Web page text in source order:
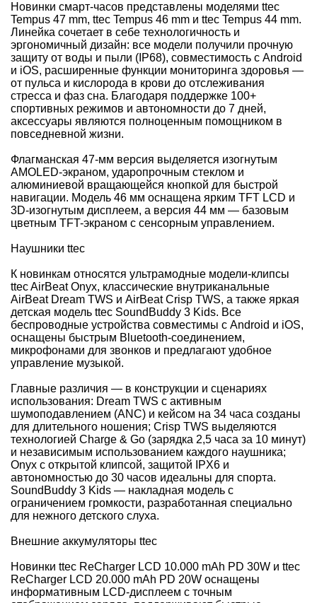
Новинки смарт-часов представлены моделями ttec
Tempus 47 mm, ttec Tempus 46 mm и ttec Tempus 44 mm.
Линейка сочетает в себе технологичность и
эргономичный дизайн: все модели получили прочную
защиту от воды и пыли (IP68), совместимость с Android
и iOS, расширенные функции мониторинга здоровья —
от пульса и кислорода в крови до отслеживания
стресса и фаз сна. Благодаря поддержке 100+
спортивных режимов и автономности до 7 дней,
аксессуары являются полноценным помощником в
повседневной жизни.
Флагманская 47-мм версия выделяется изогнутым
AMOLED-экраном, ударопрочным стеклом и
алюминиевой вращающейся кнопкой для быстрой
навигации. Модель 46 мм оснащена ярким TFT LCD и
3D-изогнутым дисплеем, а версия 44 мм — базовым
цветным TFT-экраном с сенсорным управлением.
Наушники ttec
К новинкам относятся ультрамодные модели-клипсы
ttec AirBeat Onyx, классические внутриканальные
AirBeat Dream TWS и AirBeat Crisp TWS, а также яркая
детская модель ttec SoundBuddy 3 Kids. Все
беспроводные устройства совместимы с Android и iOS,
оснащены быстрым Bluetooth-соединением,
микрофонами для звонков и предлагают удобное
управление музыкой.
Главные различия — в конструкции и сценариях
использования: Dream TWS с активным
шумоподавлением (ANC) и кейсом на 34 часа созданы
для длительного ношения; Crisp TWS выделяются
технологией Charge & Go (зарядка 2,5 часа за 10 минут)
и независимым использованием каждого наушника;
Onyx с открытой клипсой, защитой IPX6 и
автономностью до 30 часов идеальны для спорта.
SoundBuddy 3 Kids — накладная модель с
ограничением громкости, разработанная специально
для нежного детского слуха.
Внешние аккумуляторы ttec
Новинки ttec ReCharger LCD 10.000 mAh PD 30W и ttec
ReCharger LCD 20.000 mAh PD 20W оснащены
информативным LCD-дисплеем с точным